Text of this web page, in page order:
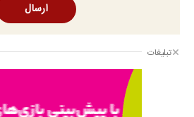
ارسال
تبلیغات